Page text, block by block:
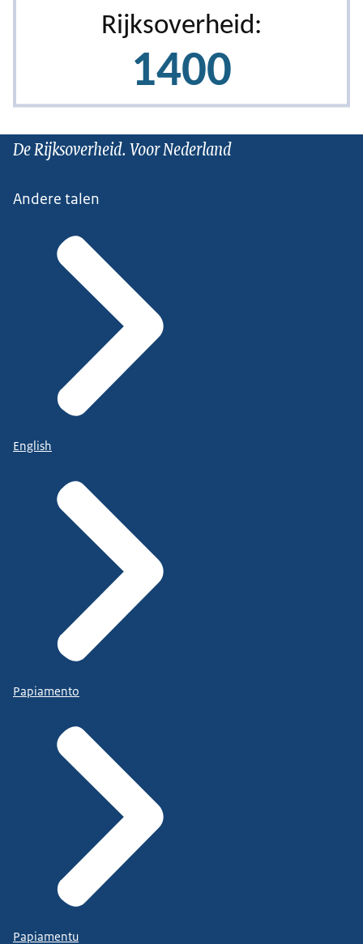
De Rijksoverheid. Voor Nederland
Andere talen
English
Papiamento
Papiamentu